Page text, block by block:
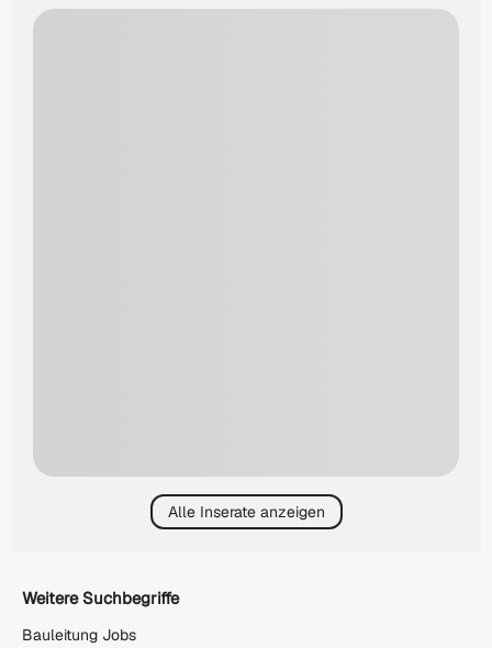
Alle Inserate anzeigen
Weitere Suchbegriffe
Bauleitung Jobs